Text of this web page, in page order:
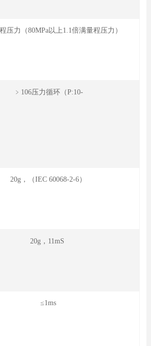
压力（80MPa以上1.1倍满量程压力）
﹥106压力循环（P:10-
）
20g，（IEC 60068-2-6）
20g，11mS
≤1ms